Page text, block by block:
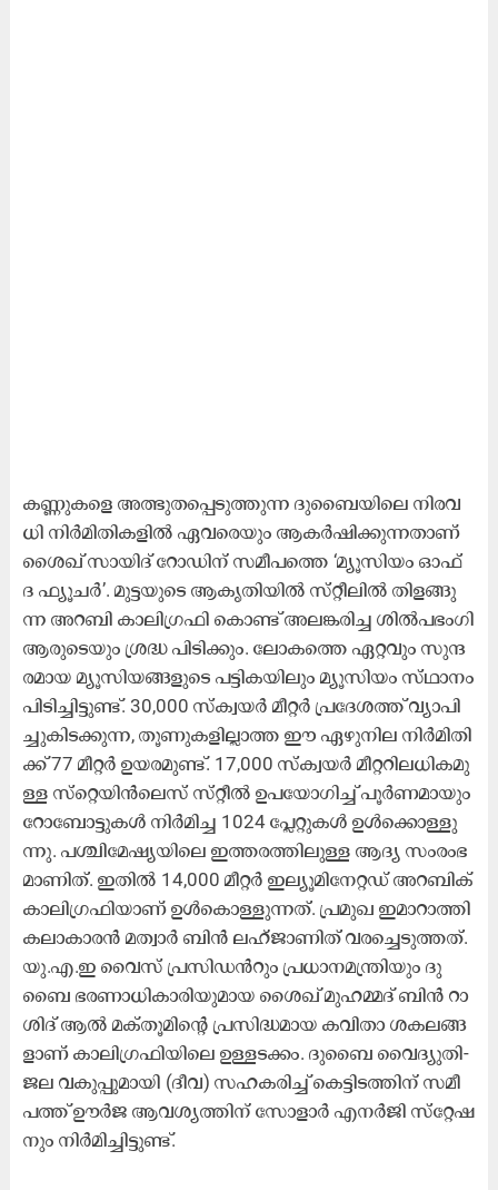
ക​ണ്ണു​ക​ളെ അ​ത്ഭു​ത​പ്പെ​ടു​ത്തു​ന്ന ദു​ബൈ​യി​ലെ നി​ര​വ​
ധി നി​ർ​മി​തി​ക​ളി​ൽ ഏ​വ​രെ​യും ആ​ക​ർ​ഷി​ക്കു​ന്ന​താ​ണ്​
ശൈ​ഖ്​ സാ​യി​ദ്​ റോ​ഡി​ന്​ സ​മീ​പ​ത്തെ ‘മ്യൂ​സി​യം ഓ​ഫ്​
ദ ​ഫ്യൂ​ച​ർ’. മു​ട്ട​യു​ടെ ആ​കൃ​തി​യി​ൽ സ്​​റ്റീ​ലി​ൽ തി​ള​ങ്ങു​
ന്ന അ​റ​ബി കാ​ലി​ഗ്ര​ഫി കൊ​ണ്ട് അ​ല​ങ്ക​രി​ച്ച ശി​ൽ​പ​ഭം​ഗി
ആ​രു​ടെ​യും ശ്ര​ദ്ധ പി​ടി​ക്കും. ലോ​ക​ത്തെ ഏ​റ്റ​വും സു​ന്ദ​
ര​മാ​യ മ്യൂ​സി​യ​ങ്ങ​ളു​ടെ പ​ട്ടി​ക​യി​ലും മ്യൂ​സി​യം സ്​​ഥാ​നം
പി​ടി​ച്ചി​ട്ടു​ണ്ട്​. 30,000 സ്​​ക്വ​യ​ർ മീ​റ്റ​ർ പ്ര​ദേ​ശ​ത്ത്​ വ്യാ​പി​
ച്ചു​കി​ട​ക്കു​ന്ന, തൂ​ണു​ക​ളി​ല്ലാ​ത്ത ഈ ​ഏ​ഴു​നി​ല നി​ർ​മി​തി​
ക്ക്​ 77 മീ​റ്റ​ർ ഉ​യ​ര​മു​ണ്ട്. 17,000 സ്​​ക്വ​യ​ർ മീ​റ്റ​റി​ല​ധി​ക​മു​
ള്ള സ്​​റ്റെ​യി​ൻ​ലെ​സ് സ്​​റ്റീ​ൽ ഉ​പ​യോ​ഗി​ച്ച്​​ പൂ​ർ​ണ​മാ​യും
റോ​ബോ​ട്ടു​ക​ൾ നി​ർ​മി​ച്ച 1024 പ്ലേ​റ്റു​ക​ൾ ഉ​ൾ​ക്കൊ​ള്ളു​
ന്നു. പ​ശ്ചി​മേ​ഷ്യ​യി​ലെ ഇ​ത്ത​ര​ത്തി​ലു​ള്ള ആ​ദ്യ സം​രം​ഭ​
മാ​ണി​ത്. ഇ​തി​ൽ 14,000 മീ​റ്റ​ർ ഇ​ല്യൂ​മി​നേ​റ്റ​ഡ്​ അ​റ​ബി​ക്​
കാ​ലി​ഗ്ര​ഫി​യാ​ണ്​ ഉ​ൾ​കൊ​ള്ളു​ന്ന​ത്. പ്ര​മു​ഖ ഇ​മാ​റാ​ത്തി
ക​ലാ​കാ​ര​ൻ മ​ത്വാ​ർ ബി​ൻ ല​ഹ്​​ജാ​ണി​ത്​ വ​ര​ച്ചെ​ടു​ത്ത​ത്.
യു.​എ.​ഇ വൈ​സ്​ പ്ര​സി​ഡ​ൻ​റും ​പ്ര​ധാ​ന​മ​ന്ത്രി​യും ദു​
ബൈ ഭ​ര​ണാ​ധി​കാ​രി​യു​മാ​യ ശൈ​ഖ്​ മു​ഹ​മ്മ​ദ്​ ബി​ൻ റാ​
ശി​ദ്​ ആ​ൽ മ​ക്​​തൂ​മി​ന്‍റെ പ്ര​സി​ദ്ധ​മാ​യ ക​വി​താ ശ​ക​ല​ങ്ങ​
ളാ​ണ്​ കാ​ലി​ഗ്ര​ഫി​യി​ലെ ഉ​ള്ള​ട​ക്കം. ദു​ബൈ വൈ​ദ്യു​തി-​
ജ​ല വ​കു​പ്പു​മാ​യി (ദീ​വ) സ​ഹ​ക​രി​ച്ച്​ കെ​ട്ടി​ട​ത്തി​ന്​ സ​മീ​
പ​ത്ത്​ ഊ​ർ​ജ ആ​വ​ശ്യ​ത്തി​ന്​ സോ​ളാ​ർ എ​ന​ർ​ജി സ്​​റ്റേ​ഷ​
നും നി​ർ​മി​ച്ചി​ട്ടു​ണ്ട്.